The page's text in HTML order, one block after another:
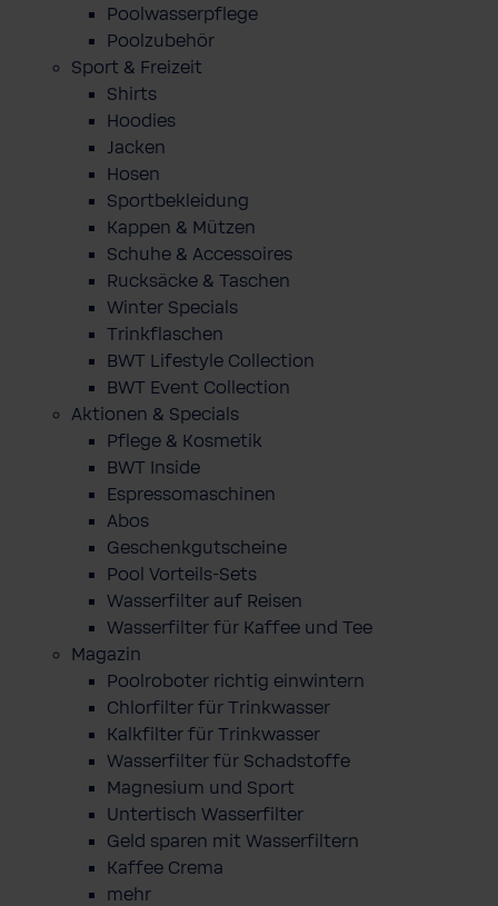
Poolwasserpflege
Poolzubehör
Sport & Freizeit
Shirts
Hoodies
Jacken
Hosen
Sportbekleidung
Kappen & Mützen
Schuhe & Accessoires
Rucksäcke & Taschen
Winter Specials
Trinkflaschen
BWT Lifestyle Collection
BWT Event Collection
Aktionen & Specials
Pflege & Kosmetik
BWT Inside
Espressomaschinen
Abos
Geschenkgutscheine
Pool Vorteils-Sets
Wasserfilter auf Reisen
Wasserfilter für Kaffee und Tee
Magazin
Poolroboter richtig einwintern
Chlorfilter für Trinkwasser
Kalkfilter für Trinkwasser
Wasserfilter für Schadstoffe
Magnesium und Sport
Untertisch Wasserfilter
Geld sparen mit Wasserfiltern
Kaffee Crema
mehr